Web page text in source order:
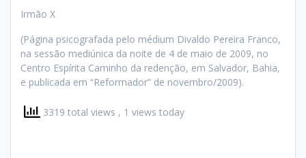
Irmão X
(Página psicografada pelo médium Divaldo Pereira Franco,
na sessão mediúnica da noite de 4 de maio de 2009, no
Centro Espírita Caminho da redenção, em Salvador, Bahia,
e publicada em “Reformador” de novembro/2009).
3319 total views , 1 views today